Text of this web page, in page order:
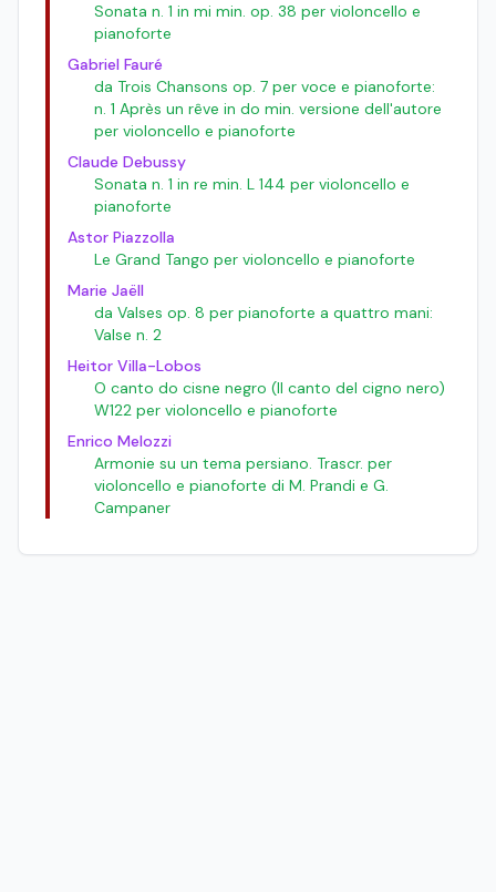
Sonata n. 1 in mi min. op. 38 per violoncello e
pianoforte
Gabriel Fauré
da Trois Chansons op. 7 per voce e pianoforte:
n. 1 Après un rêve in do min. versione dell'autore
per violoncello e pianoforte
Claude Debussy
Sonata n. 1 in re min. L 144 per violoncello e
pianoforte
Astor Piazzolla
Le Grand Tango per violoncello e pianoforte
Marie Jaëll
da Valses op. 8 per pianoforte a quattro mani:
Valse n. 2
Heitor Villa-Lobos
O canto do cisne negro (Il canto del cigno nero)
W122 per violoncello e pianoforte
Enrico Melozzi
Armonie su un tema persiano. Trascr. per
violoncello e pianoforte di M. Prandi e G.
Campaner